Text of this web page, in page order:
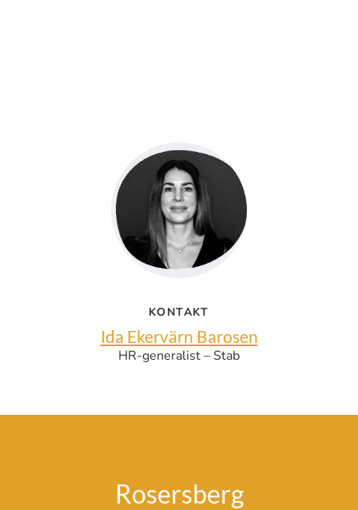
KONTAKT
Ida Ekervärn Barosen
HR-generalist – Stab
Rosersberg